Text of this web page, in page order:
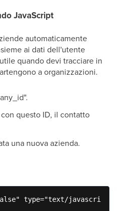
JavaScript
automaticamente
ai dati dell'utente
quando devi tracciare in
a organizzazioni.
questo ID, il contatto
una nuova azienda.
type="text/javascript">